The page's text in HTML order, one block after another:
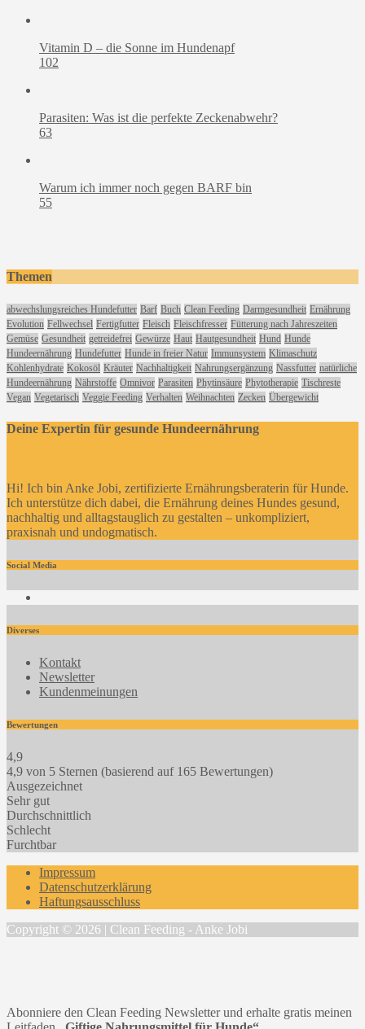
Vitamin D – die Sonne im Hundenapf
102
Parasiten: Was ist die perfekte Zeckenabwehr?
63
Warum ich immer noch gegen BARF bin
55
Themen
abwechslungsreiches Hundefutter Barf Buch Clean Feeding Darmgesundheit Ernährung
Evolution Fellwechsel Fertigfutter Fleisch Fleischfresser Fütterung nach Jahreszeiten
Gemüse Gesundheit getreidefrei Gewürze Haut Hautgesundheit Hund Hunde
Hundeernährung Hundefutter Hunde in freier Natur Immunsystem Klimaschutz
Kohlenhydrate Kokosöl Kräuter Nachhaltigkeit Nahrungsergänzung Nassfutter natürliche
Hundeernährung Nährstoffe Omnivor Parasiten Phytinsäure Phytotherapie Tischreste
Vegan Vegetarisch Veggie Feeding Verhalten Weihnachten Zecken Übergewicht
Deine Expertin für gesunde Hundeernährung
Hi! Ich bin Anke Jobi, zertifizierte Ernährungsberaterin für Hunde.
Ich unterstütze dich dabei, die Ernährung deines Hundes gesund,
nachhaltig und alltagstauglich zu gestalten – unkompliziert,
praxisnah und undogmatisch.
Social Media
Diverses
Kontakt
Newsletter
Kundenmeinungen
Bewertungen
4,9
4,9 von 5 Sternen (basierend auf 165 Bewertungen)
Ausgezeichnet
Sehr gut
Durchschnittlich
Schlecht
Furchtbar
Impressum
Datenschutzerklärung
Haftungsausschluss
Copyright © 2026 | Clean Feeding - Anke Jobi
Abonniere den Clean Feeding Newsletter und erhalte gratis meinen